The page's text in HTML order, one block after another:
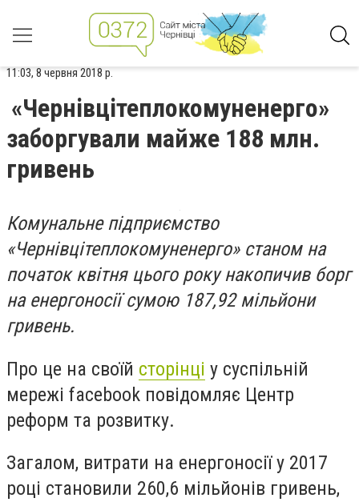
11:03, 8 червня 2018 р.
«Чернівцітеплокомуненерго»
заборгували майже 188 млн.
гривень
Комунальне підприємство
«Чернівцітеплокомуненерго» станом на
початок квітня цього року накопичив борг
на енергоносії сумою 187,92 мільйони
гривень.
Про це на своїй сторінці у суспільній
мережі facebook повідомляє Центр
реформ та розвитку.
Загалом, витрати на енергоносії у 2017
році становили 260,6 мільйонів гривень,